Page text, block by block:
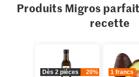
Produits Migros
recette
Dès 2 pièces 20% 1 francs